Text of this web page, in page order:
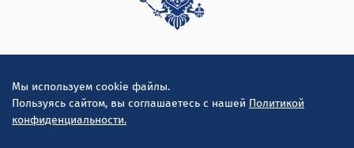
Мы используем cookie файлы.
Пользуясь сайтом, вы соглашаетесь с нашей Политикой
конфиденциальности.